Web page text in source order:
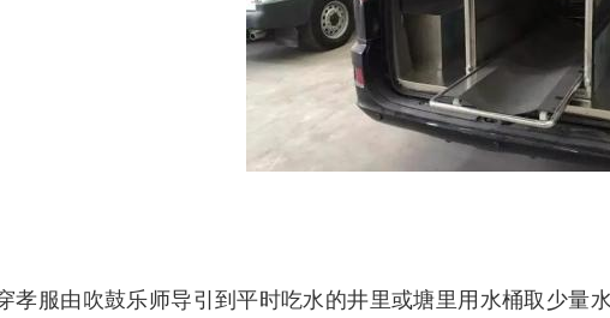
孝服由吹鼓乐师导引到平时吃水的井里或塘里用水桶取少量